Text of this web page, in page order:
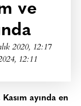
ve
2020, 12:17
12:11
ayında en